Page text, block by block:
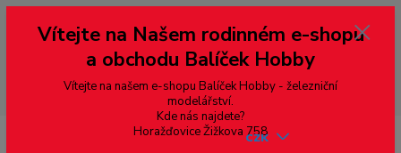
--- pro zákazníky ze Slovenska a jiných zemí, pokud chcete platit v eurech
přepněte si e-shop na euro 💶 pro přepočet měny - pravý horní roh ---
dobírky – pokud si z nějakého důvodu zásilku nevyzvednete, bude po
domluvě zaslána znovu s opětovnou platbou za poštovné, v opačném
případě bude zrušena a účet přidán na blacklist a rušeny následující
objednávky.
CZK
Vítejte na Našem rodinném e-shopu
a obchodu Balíček Hobby
Vítejte na našem e-shopu Balíček Hobby - železniční
modelářství.
Kde nás najdete?
Horažďovice Žižkova 758